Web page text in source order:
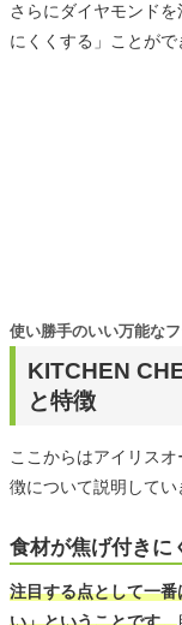
さらにダイヤモンド
にくくする」ことがで
KITCHEN
と特徴
使い勝手のいい万能な
ここからはアイリス
徴について説明してい
食材が焦げ付きに
注目する点として一
い」ということです。